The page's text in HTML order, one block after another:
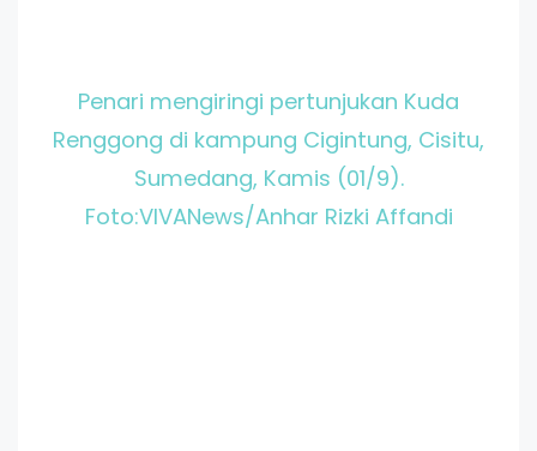
Penari mengiringi pertunjukan Kuda
Renggong di kampung Cigintung, Cisitu,
Sumedang, Kamis (01/9).
Foto:VIVANews/Anhar Rizki Affandi